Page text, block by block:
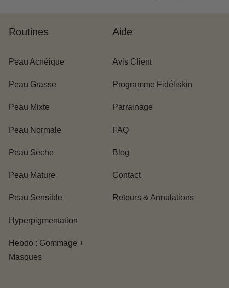
Routines
Peau Acnéique
Peau Grasse
Peau Mixte
Peau Normale
Peau Sèche
Peau Mature
Peau Sensible
Hyperpigmentation
Hebdo : Gommage +
Masques
Aide
Avis Client
Programme Fidéliskin
Parrainage
FAQ
Blog
Contact
Retours & Annulations